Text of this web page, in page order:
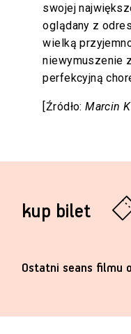
kup bilet
Ostatni seans filmu
swojej
oglądany z
wielką
niewymuszenie
perfekcyjną
[Źródło:Marcin